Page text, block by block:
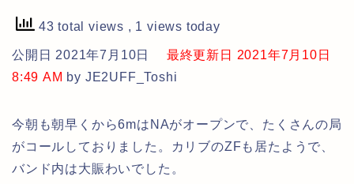
43 total views , 1 views today
公開日 2021年7月10日
最終更新日 2021年7月10日
8:49 AM by JE2UFF_Toshi
今朝も朝早くから6mはNAがオープンで、たくさんの局
がコールしておりました。カリブのZFも居たようで、
バンド内は大賑わいでした。